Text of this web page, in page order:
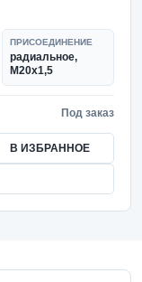
ПРИСОЕДИНЕНИЕ
радиальное,
M20x1,5
Под заказ
В ИЗБРАННОЕ